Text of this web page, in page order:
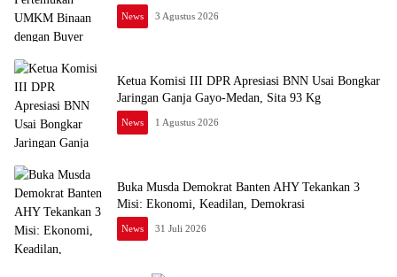
News 3 Agustus 2026
Ketua Komisi III DPR Apresiasi BNN Usai Bongkar
Jaringan Ganja Gayo-Medan, Sita 93 Kg
News 1 Agustus 2026
Buka Musda Demokrat Banten AHY Tekankan 3
Misi: Ekonomi, Keadilan, Demokrasi
News 31 Juli 2026